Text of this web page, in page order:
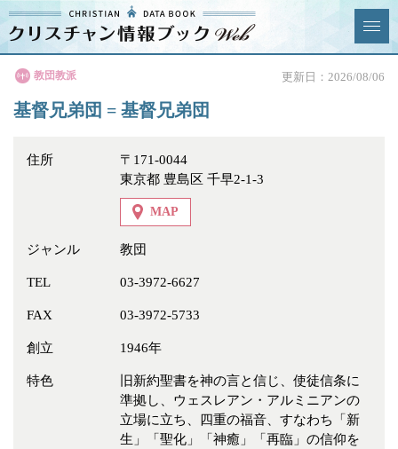
クリスチャン
情報ブックとは
News & Topics
ジャンル
各種団体
宿泊・研修施設
教団教派 更新日：2026/08/06
基督兄弟団 = 基督兄弟団
住所
〒171-0044
東京都 豊島区 千早2-1-3
MAP
ジャンル 教団
TEL 03-3972-6627
FAX 03-3972-5733
創立 1946年
特色
旧新約聖書を神の言と信じ、使徒信条に
準拠し、ウェスレアン・アルミニアンの
立場に立ち、四重の福音、すなわち「新
生」「聖化」「神癒」「再臨」の信仰を